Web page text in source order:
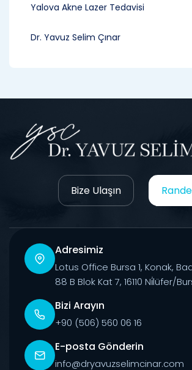
Yalova Akne Lazer Tedavisi
Dr. Yavuz Selim Çınar
Bize Ulaşın
Adresimiz
Lotus Office Bursa 1, Konak,
88 B Blok Kat 7, 16110 Ni̇lüfer/
Bizi Arayın
+90 (506) 560 06 16
E-posta Gönderin
info@dryavuzselimcinar.com